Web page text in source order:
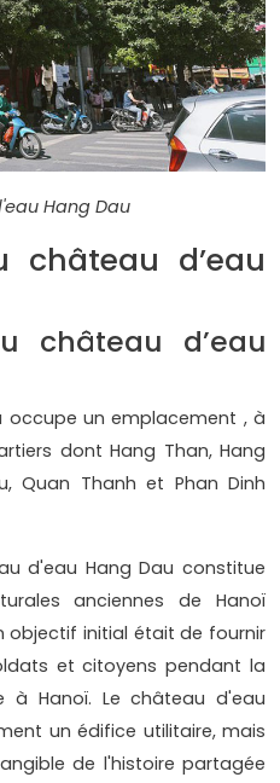
Hang Dau
château d’eau
château d’eau
occupe un emplacement , à
dont Hang Than, Hang
Quan Thanh et Phan Dinh
d'eau Hang Dau constitue
anciennes de Hanoï
objectif initial était de fournir
et citoyens pendant la
à Hanoï. Le château d'eau
un édifice utilitaire, mais
de l'histoire partagée